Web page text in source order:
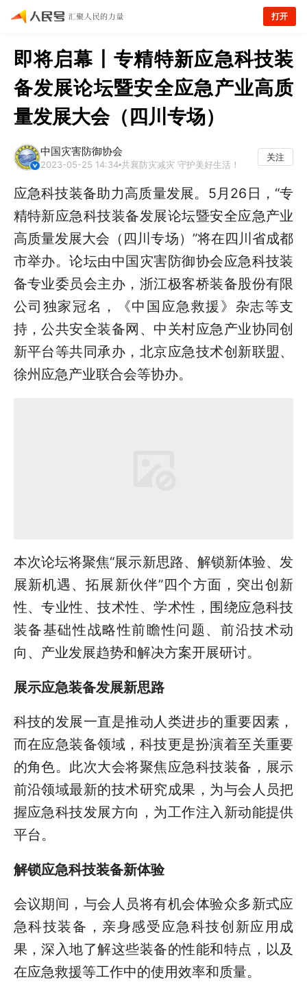
打开
即将启幕丨专精特新应急科技装
备发展论坛暨安全应急产业高质
量发展大会（四川专场）
中国灾害防御协会
2023-05-25 14:34 共襄防灾减灾 守护美好生活！
关注
应急科技装备助力高质量发展。5月26日，“专
精特新应急科技装备发展论坛暨安全应急产业
高质量发展大会（四川专场）”将在四川省成都
市举办。论坛由中国灾害防御协会应急科技装
备专业委员会主办，浙江极客桥装备股份有限
公司独家冠名，《中国应急救援》杂志等支
持，公共安全装备网、中关村应急产业协同创
新平台等共同承办，北京应急技术创新联盟、
徐州应急产业联合会等协办。
本次论坛将聚焦“展示新思路、解锁新体验、发
展新机遇、拓展新伙伴”四个方面，突出创新
性、专业性、技术性、学术性，围绕应急科技
装备基础性战略性前瞻性问题、前沿技术动
向、产业发展趋势和解决方案开展研讨。
展示应急装备发展新思路
科技的发展一直是推动人类进步的重要因素，
而在应急装备领域，科技更是扮演着至关重要
的角色。此次大会将聚焦应急科技装备，展示
前沿领域最新的技术研究成果，为与会人员把
握应急科技发展方向，为工作注入新动能提供
平台。
解锁应急科技装备新体验
会议期间，与会人员将有机会体验众多新式应
急科技装备，亲身感受应急科技创新应用成
果，深入地了解这些装备的性能和特点，以及
在应急救援等工作中的使用效率和质量。